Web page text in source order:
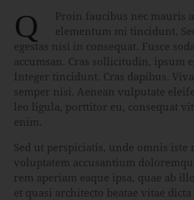
qProin faucibus nec mauris a sodales, sed
elementum mi tincidunt.
egestas nisi in consequat. Fusce
accumsan. Cras sollicitudin, ipsum
Integer tincidunt. Cras dapibus.
semper nisi. Aenean vulputate
leo ligula, porttitor eu, consequat
enim.
Sed ut perspiciatis, unde omnis iste
voluptatem accusantium
rem aperiam eaque ipsa, quae ab
et quasi architecto beatae vitae